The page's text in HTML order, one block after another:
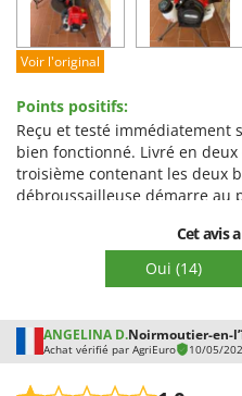
Qualité / Prix
Facilité de montage
Voir l'original
Points positifs:
Reçu et testé immédiatement
bien fonctionné. Livré en
troisième contenant les deux
débroussailleuse démarre au
cylindrée. Livraison rapide
Le seul point négatif que j'ai
l'équipe d'AGRIEURO m'a
démonstration qui a dissipé
cours d'utilisation. C'est
Cet avis
Oui (14)
ANGELINA D.Noirmoutier-en-
Achat vérifié par AgriEuro 10/05/